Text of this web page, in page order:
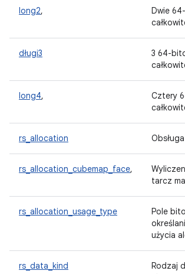
long2,
Dwie
długi3
3 64-
long4,
Cztery
rs_allocation
rs_allocation_cubemap_face,
tarcz
rs_allocation_usage_type
Pole
użycia
rs_data_kind
Rodzaj